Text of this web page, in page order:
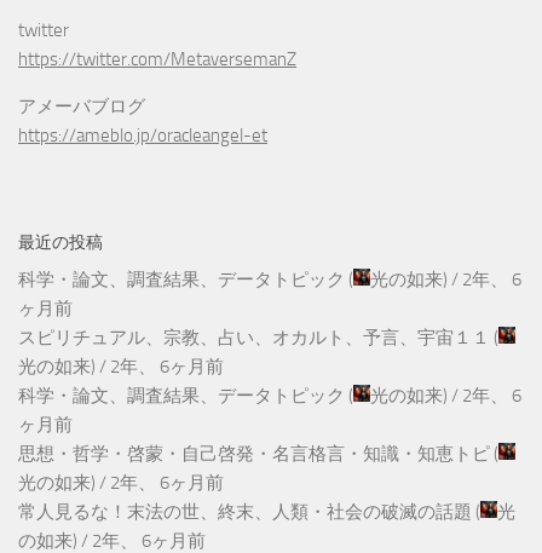
twitter
https://twitter.com/MetaversemanZ
アメーバブログ
https://ameblo.jp/oracleangel-et
最近の投稿
科学・論文、調査結果、データトピック ( 光の如来) / 2年、 6
ヶ月前
スピリチュアル、宗教、占い、オカルト、予言、宇宙１１ (
光の如来) / 2年、 6ヶ月前
科学・論文、調査結果、データトピック ( 光の如来) / 2年、 6
ヶ月前
思想・哲学・啓蒙・自己啓発・名言格言・知識・知恵トピ (
光の如来) / 2年、 6ヶ月前
常人見るな！末法の世、終末、人類・社会の破滅の話題 (
光
の如来) / 2年、 6ヶ月前